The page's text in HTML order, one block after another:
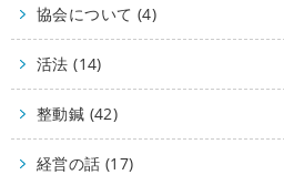
協会について (4)
活法 (14)
整動鍼 (42)
経営の話 (17)